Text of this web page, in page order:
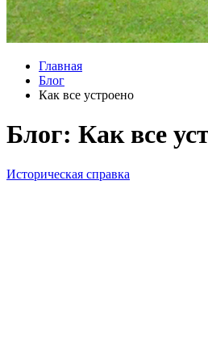
Главная
Блог
Как все устроено
Блог: Как все
Историческая справка